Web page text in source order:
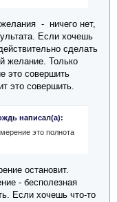
- ничего нет,
Если хочешь
сделать
желание. Только
это совершить
это совершить.
написал(а):
это полнота
остановит.
- бесполезная
Если хочешь что-то